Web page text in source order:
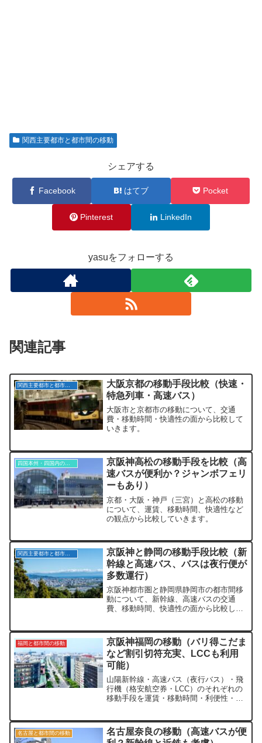
関西主要都市と都市間の移動
シェアする
Facebook はてブ Pocket
Pinterest LinkedIn
yasuをフォローする
関連記事
関西主要都市と都市間の移動
大阪京都の移動手段比較（快速・
特急列車・高速バス）
大阪市と京都市の移動について、交通
費・移動時間・快適性の面から比較して
いきます。
四国本州・四国内の移動
京阪神高松の移動手段を比較（高
速バスが便利か？ジャンボフェリ
ーもあり）
京都・大阪・神戸（三宮）と高松の移動
について、運賃、移動時間、快適性など
の観点から比較していきます。
京阪神と静岡の移動手段比較（新
幹線と高速バス、バスは夜行便が
多数運行）
京阪神都市圏と静岡県静岡市の都市間移
動について、新幹線、高速バスの交通
費、移動時間、快適性の面から比較しま
福岡と都市間の移動
京阪神福岡の移動（バリ得こだま
など割引切符充実、LCCも利用
可能）
山陽新幹線・高速バス（夜行バス）・飛
行機（格安航空券・LCC）のそれぞれの
移動手段を運賃・移動時間・利便性・快
名古屋と都市間の移動
名古屋奈良の移動（高速バスが便